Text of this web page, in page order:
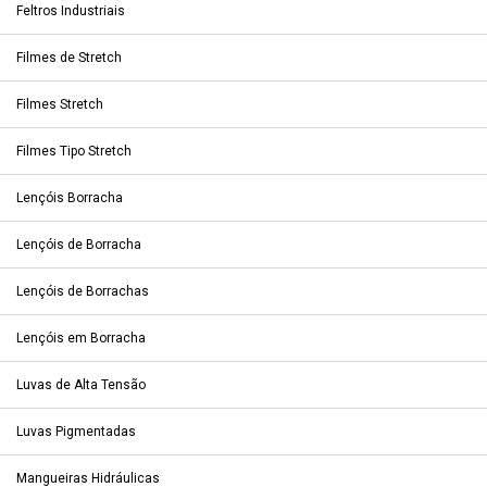
Feltros Industriais
Filmes de Stretch
Filmes Stretch
Filmes Tipo Stretch
Lençóis Borracha
Lençóis de Borracha
Lençóis de Borrachas
Lençóis em Borracha
Luvas de Alta Tensão
Luvas Pigmentadas
Mangueiras Hidráulicas